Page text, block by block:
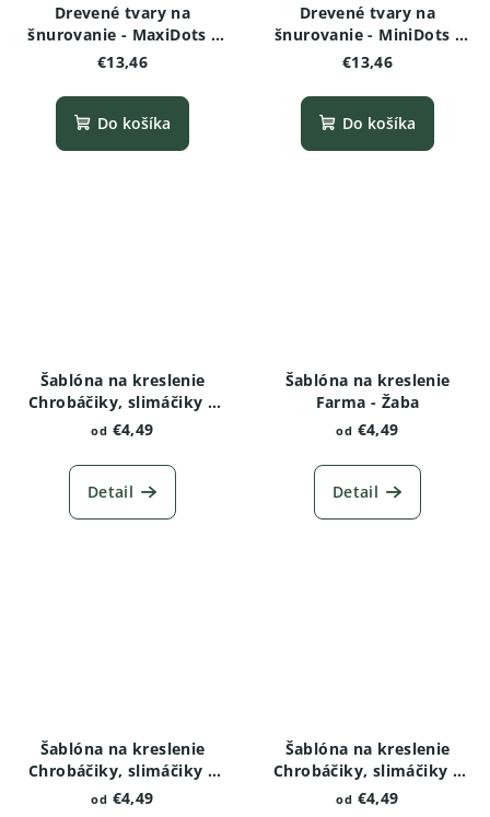
Drevené tvary na
šnurovanie - MaxiDots -
Motýľ
€13,46
Do košíka
Drevené tvary na
šnurovanie - MiniDots -
Motýľ
€13,46
Do košíka
Šablóna na kreslenie
Chrobáčiky, slimáčiky a
červíky - Žižiavka
od €4,49
Detail
Šablóna na kreslenie
Farma - Žaba
od €4,49
Detail
Šablóna na kreslenie
Chrobáčiky, slimáčiky a
červíky - Kobylka
od €4,49
Šablóna na kreslenie
Chrobáčiky, slimáčiky a
červíky - Lienka variant 2
od €4,49